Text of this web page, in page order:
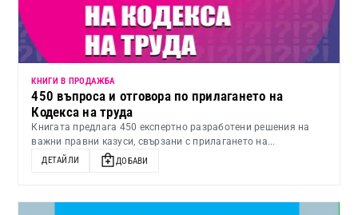
КНИГИ В ПРОДАЖБА
450 въпроса и отговора по прилагането на
Кодекса на труда
Книгата предлага 450 експертно разработени решения на
важни правни казуси, свързани с прилагането на...
ДЕТАЙЛИ ДОБАВИ